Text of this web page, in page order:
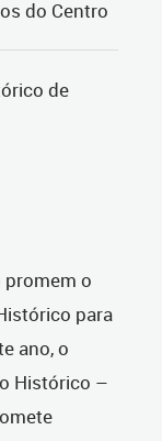
do Centro
de
o
para
ano, o
Histórico –